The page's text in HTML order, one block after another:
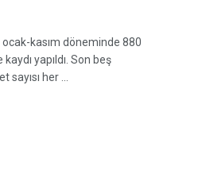
kasım döneminde 880
yapıldı. Son beş
sayısı her ...